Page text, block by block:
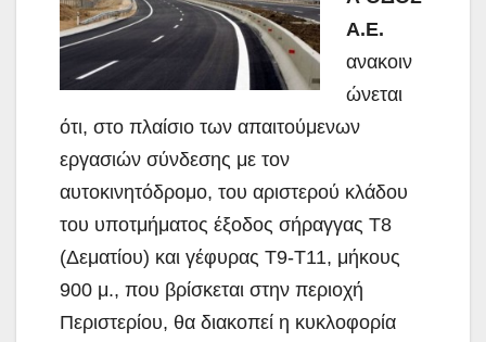
Α.Ε.
ανακοιν
ώνεται
ότι, στo πλαίσιo των απαιτούμενων
εργασιών σύνδεσης με τον
αυτοκινητόδρομο, του αριστερού κλάδου
του υποτμήματος έξοδος σήραγγας Τ8
(Δεματίου) και γέφυρας Τ9-Τ11, μήκους
900 μ., που βρίσκεται στην περιοχή
Περιστερίου, θα διακοπεί η κυκλοφορία